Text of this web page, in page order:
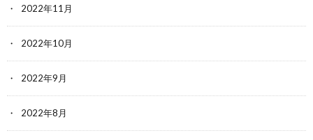
2022年11月
2022年10月
2022年9月
2022年8月